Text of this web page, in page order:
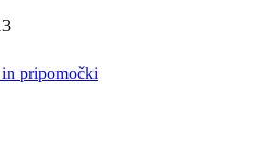
in pripomočki